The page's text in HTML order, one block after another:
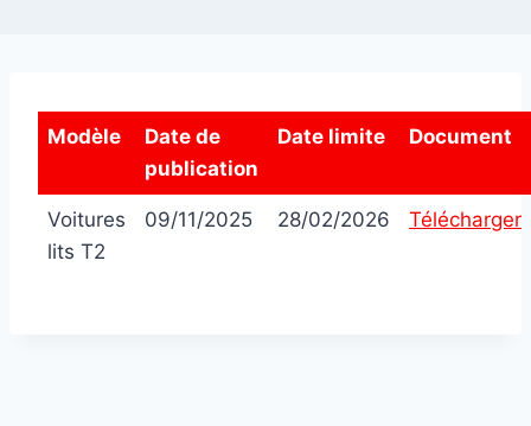
Modèle
Date de
publication
Date limite Document
Voitures
lits T2
09/11/2025 28/02/2026 Télécharger